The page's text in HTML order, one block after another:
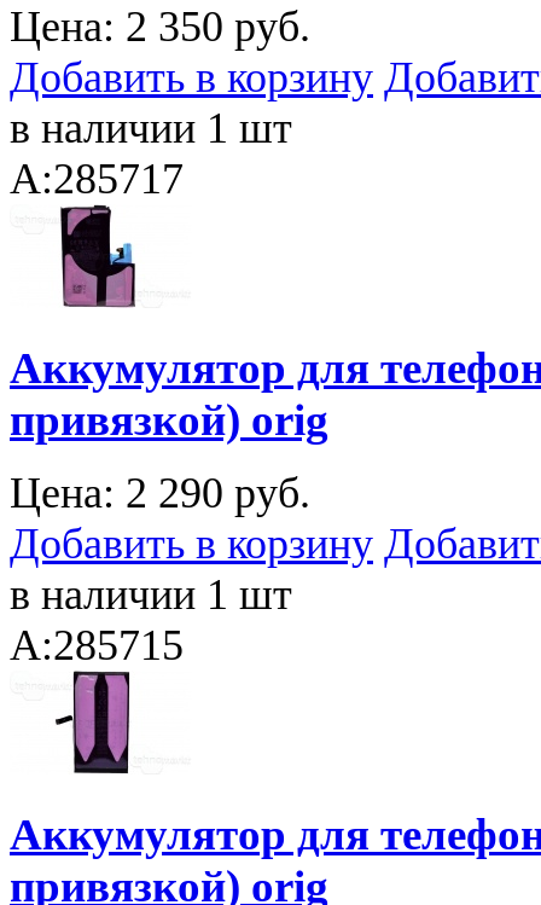
Цена: 2 350 руб.
Добавить в корзину
в наличии 1 шт
A:285717
Аккумулятор для
привязкой) orig
Цена: 2 290 руб.
Добавить в корзину
в наличии 1 шт
A:285715
Аккумулятор для
привязкой) orig